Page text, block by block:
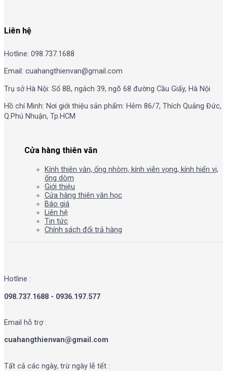
Liên hệ
Hotline: 098.737.1688
Email: cuahangthienvan@gmail.com
Trụ sở Hà Nội: Số 8B, ngách 39, ngõ 68 đường Cầu Giấy, Hà Nội
Hồ chí Minh: Nơi giới thiệu sản phẩm: Hẻm 86/7, Thích Quảng Đức,
Q.Phú Nhuận, Tp.HCM
Cửa hàng thiên văn
Kính thiên văn, ống nhòm, kính viễn vọng, kính hiển vi,
ống dòm
Giới thiệu
Cửa hàng thiên văn học
Báo giá
Liên hệ
Tin tức
Chính sách đổi trả hàng
Hotline :
098.737.1688 - 0936.197.577
Email hỗ trợ :
cuahangthienvan@gmail.com
Tất cả các ngày, trừ ngày lễ tết :